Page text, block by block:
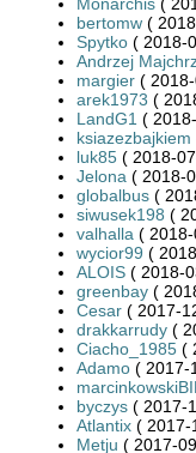
bertomw (
Spytko ( 2018-
Andrzej
margier (
arek1973 (
LandG1 (
ksiazezbajkiem
luk85 ( 2018-
Jelona ( 2018-
globalbus (
siwusek198 (
valhalla (
wycior99 (
ALOIS ( 2018-
greenbay (
Cesar ( 2017-
drakkarrudy (
Ciacho_1985 (
Adamo ( 2017-
byczys ( 2017-
Atlantix ( 2017-
Metju ( 2017-